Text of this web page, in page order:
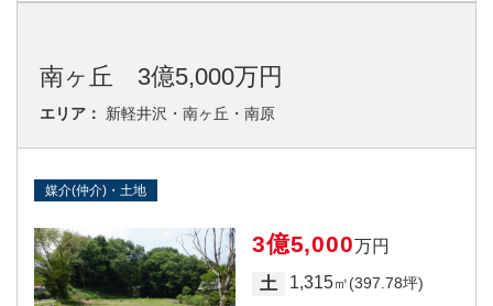
南ヶ丘 3億5,000万円
エリア： 新軽井沢・南ヶ丘・南原
媒介(仲介)・土地
3億5,000万円
土
1,315㎡(397.78坪)